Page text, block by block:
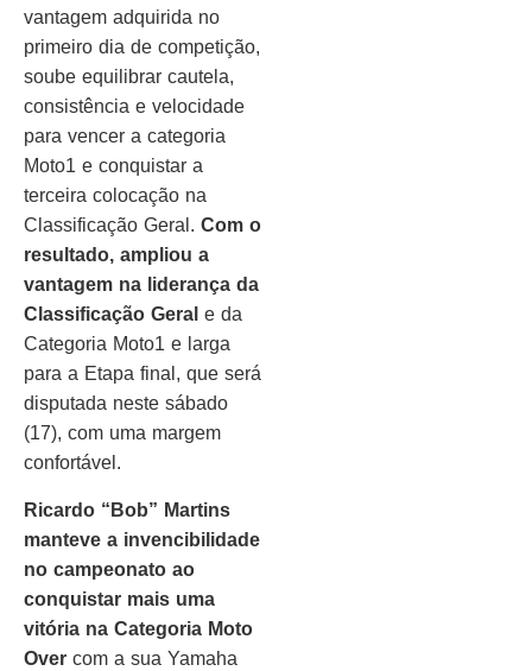
vantagem adquirida no
primeiro dia de competição,
soube equilibrar cautela,
consistência e velocidade
para vencer a categoria
Moto1 e conquistar a
terceira colocação na
Classificação Geral. Com o
resultado, ampliou a
vantagem na liderança da
Classificação Geral e da
Categoria Moto1 e larga
para a Etapa final, que será
disputada neste sábado
(17), com uma margem
confortável.
Ricardo “Bob” Martins
manteve a invencibilidade
no campeonato ao
conquistar mais uma
vitória na Categoria Moto
Over com a sua Yamaha